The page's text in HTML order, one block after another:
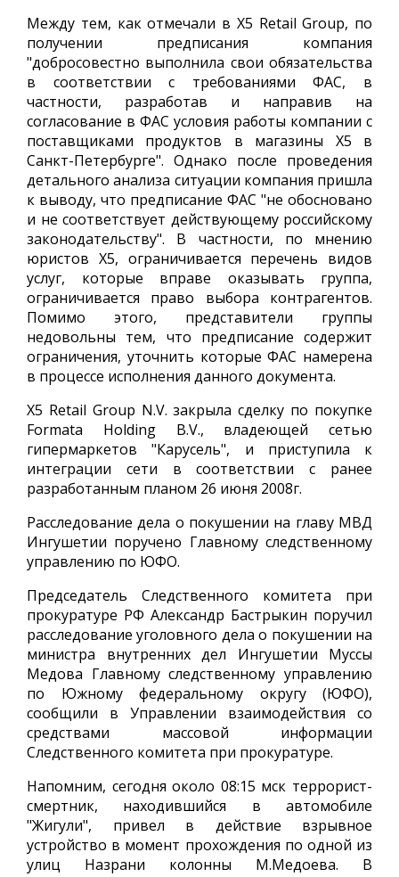
Между тем, как отмечали в X5 Retail Group, по
получении предписания компания
"добросовестно выполнила свои обязательства
в соответствии с требованиями ФАС, в
частности, разработав и направив на
согласование в ФАС условия работы компании с
поставщиками продуктов в магазины X5 в
Санкт-Петербурге". Однако после проведения
детального анализа ситуации компания пришла
к выводу, что предписание ФАС "не обосновано
и не соответствует действующему российскому
законодательству". В частности, по мнению
юристов X5, ограничивается перечень видов
услуг, которые вправе оказывать группа,
ограничивается право выбора контрагентов.
Помимо этого, представители группы
недовольны тем, что предписание содержит
ограничения, уточнить которые ФАС намерена
в процессе исполнения данного документа.
X5 Retail Group N.V. закрыла сделку по покупке
Formata Holding B.V., владеющей сетью
гипермаркетов "Карусель", и приступила к
интеграции сети в соответствии с ранее
разработанным планом 26 июня 2008г.
Расследование дела о покушении на главу МВД
Ингушетии поручено Главному следственному
управлению по ЮФО.
Председатель Следственного комитета при
прокуратуре РФ Александр Бастрыкин поручил
расследование уголовного дела о покушении на
министра внутренних дел Ингушетии Муссы
Медова Главному следственному управлению
по Южному федеральному округу (ЮФО),
сообщили в Управлении взаимодействия со
средствами массовой информации
Следственного комитета при прокуратуре.
Напомним, сегодня около 08:15 мск террорист-
смертник, находившийся в автомобиле
"Жигули", привел в действие взрывное
устройство в момент прохождения по одной из
улиц Назрани колонны М.Медоева. В